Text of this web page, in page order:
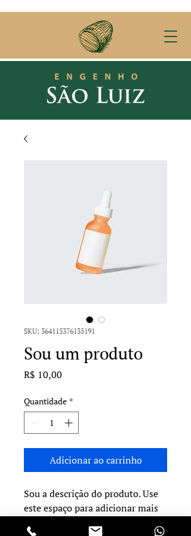
SKU: 364115376135191
Sou um produto
R$ 10,00
Quantidade *
Adicionar ao carrinho
Sou a descrição do produto. Use
este espaço para adicionar mais